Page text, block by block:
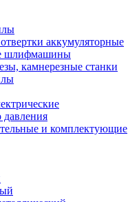
аккумуляторные
шлифмашины
камнерезные станки
и комплектующие